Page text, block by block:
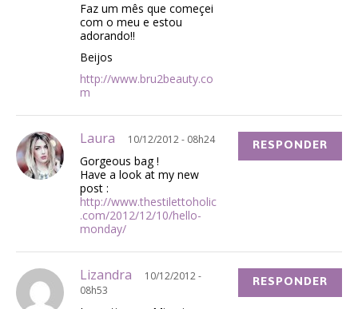
Faz um mês que começei
com o meu e estou
adorando!!
Beijos
http://www.bru2beauty.co
m
Laura 10/12/2012 - 08h24
Gorgeous bag !
Have a look at my new
post :
http://www.thestilettoholic
.com/2012/12/10/hello-
monday/
RESPONDER
Lizandra
10/12/2012 -
08h53
RESPONDER